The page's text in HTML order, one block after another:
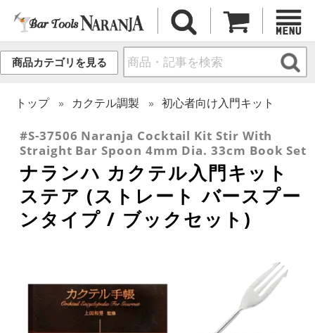
商品カテゴリを見る
トップ カクテル調製 初心者向け入門キット
#S-37506 Naranja Cocktail Kit Stir With
Straight Bar Spoon 4mm Dia. 33cm Book Set
ナランハ カクテル入門キット
ステア (ストレート バースプー
ンタイプ / ブックセット)